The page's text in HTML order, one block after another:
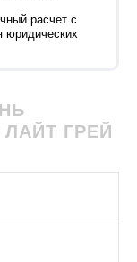
расчет с
ЛАЙТ ГРЕЙ